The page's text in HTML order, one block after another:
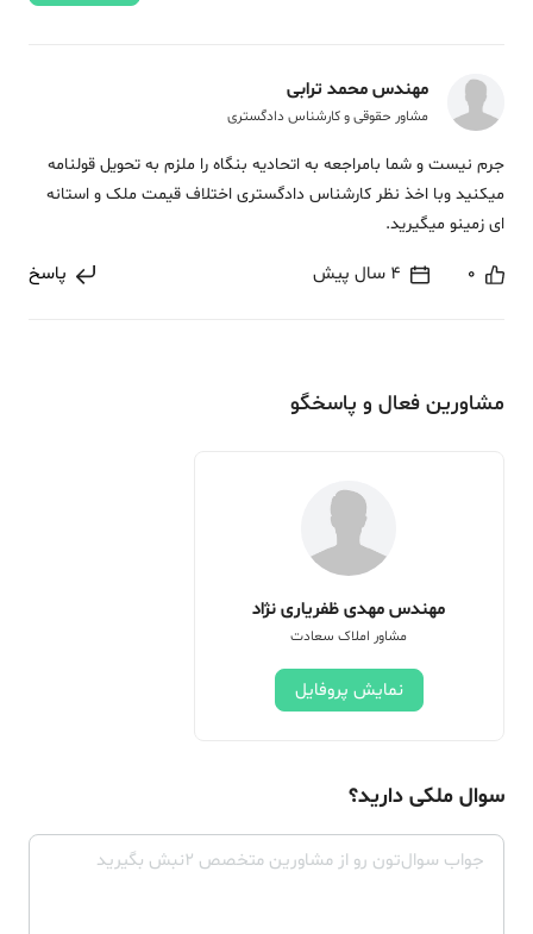
مهندس محمد ترابی
مشاور حقوقی و کارشناس دادگستری
جرم نیست و شما بامراجعه به اتحادیه بنگاه را ملزم به تحویل قولنامه
میکنید وبا اخذ نظر کارشناس دادگستری اختلاف قیمت ملک و استانه
ای زمینو میگیرید.
0 4 سال پیش پاسخ
مشاورین فعال و پاسخگو
مهندس مهدی ظفریاری نژاد
مشاور املاک سعادت
نمایش پروفایل
سوال ملکی دارید؟